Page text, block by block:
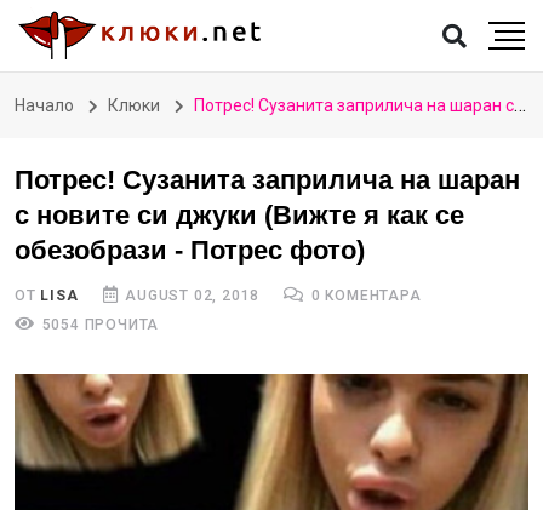
Начало Клюки Потрес! Сузанита заприлича на шаран с новите си джуки (Вижте я как се обезобрази - Потрес фото)
Потрес! Сузанита заприлича на шаран
с новите си джуки (Вижте я как се
обезобрази - Потрес фото)
ОТ LISA AUGUST 02, 2018
0 КОМЕНТАРА
5054 ПРОЧИТА